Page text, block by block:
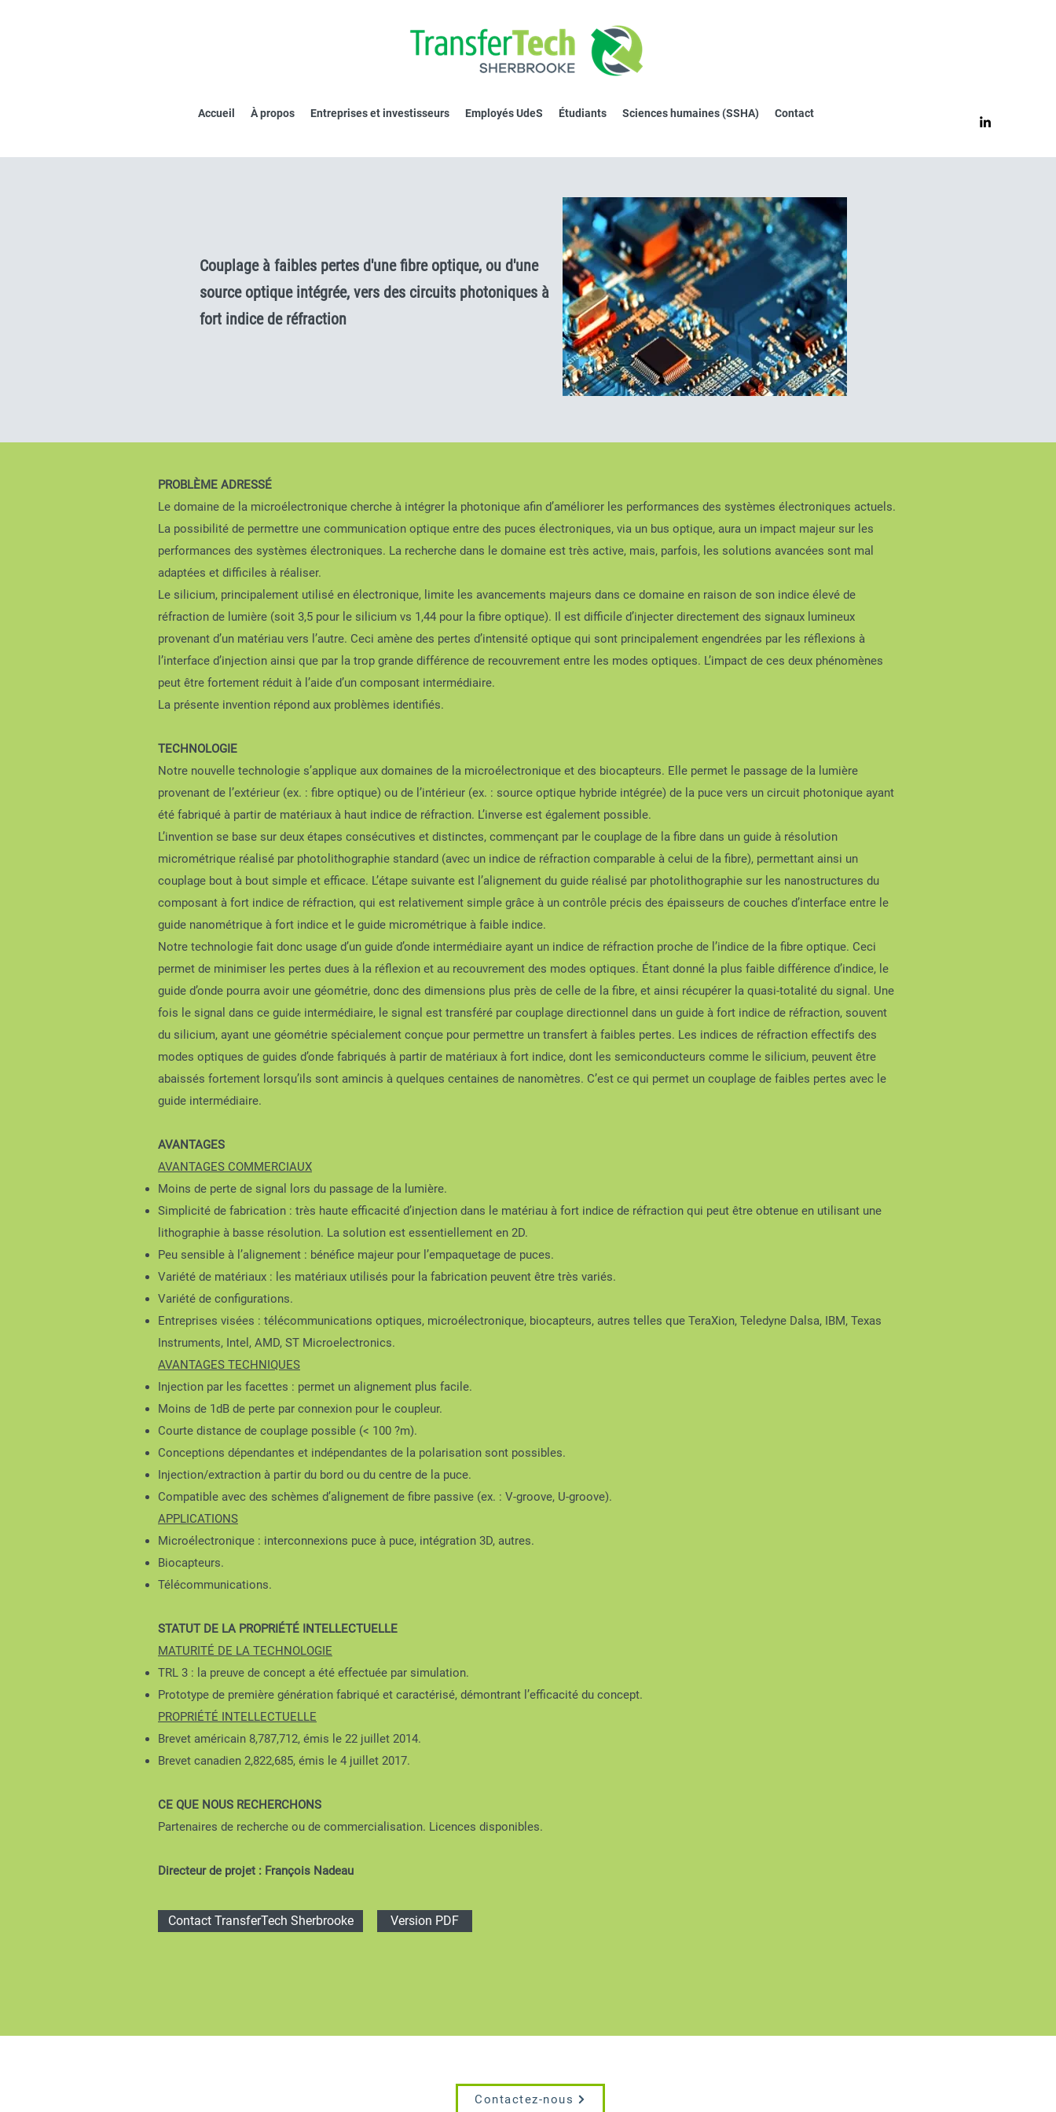
Accueil À propos Entreprises et investisseurs Employés UdeS Étudiants Sciences humaines (SSHA) Contact
Couplage à faibles pertes d'une fibre optique, ou d'une
source optique intégrée, vers des circuits photoniques à
fort indice de réfraction
PROBLÈME ADRESSÉ
Le domaine de la microélectronique cherche à intégrer la photonique afin d’améliorer les performances des systèmes électroniques actuels.
La possibilité de permettre une communication optique entre des puces électroniques, via un bus optique, aura un impact majeur sur les
performances des systèmes électroniques. La recherche dans le domaine est très active, mais, parfois, les solutions avancées sont mal
adaptées et difficiles à réaliser.
Le silicium, principalement utilisé en électronique, limite les avancements majeurs dans ce domaine en raison de son indice élevé de
réfraction de lumière (soit 3,5 pour le silicium vs 1,44 pour la fibre optique). Il est difficile d’injecter directement des signaux lumineux
provenant d’un matériau vers l’autre. Ceci amène des pertes d’intensité optique qui sont principalement engendrées par les réflexions à
l’interface d’injection ainsi que par la trop grande différence de recouvrement entre les modes optiques. L’impact de ces deux phénomènes
peut être fortement réduit à l’aide d’un composant intermédiaire.
La présente invention répond aux problèmes identifiés.
TECHNOLOGIE
Notre nouvelle technologie s’applique aux domaines de la microélectronique et des biocapteurs. Elle permet le passage de la lumière
provenant de l’extérieur (ex. : fibre optique) ou de l’intérieur (ex. : source optique hybride intégrée) de la puce vers un circuit photonique ayant
été fabriqué à partir de matériaux à haut indice de réfraction. L’inverse est également possible.
L’invention se base sur deux étapes consécutives et distinctes, commençant par le couplage de la fibre dans un guide à résolution
micrométrique réalisé par photolithographie standard (avec un indice de réfraction comparable à celui de la fibre), permettant ainsi un
couplage bout à bout simple et efficace. L’étape suivante est l’alignement du guide réalisé par photolithographie sur les nanostructures du
composant à fort indice de réfraction, qui est relativement simple grâce à un contrôle précis des épaisseurs de couches d’interface entre le
guide nanométrique à fort indice et le guide micrométrique à faible indice.
Notre technologie fait donc usage d’un guide d’onde intermédiaire ayant un indice de réfraction proche de l’indice de la fibre optique. Ceci
permet de minimiser les pertes dues à la réflexion et au recouvrement des modes optiques. Étant donné la plus faible différence d’indice, le
guide d’onde pourra avoir une géométrie, donc des dimensions plus près de celle de la fibre, et ainsi récupérer la quasi-totalité du signal. Une
fois le signal dans ce guide intermédiaire, le signal est transféré par couplage directionnel dans un guide à fort indice de réfraction, souvent
du silicium, ayant une géométrie spécialement conçue pour permettre un transfert à faibles pertes. Les indices de réfraction effectifs des
modes optiques de guides d’onde fabriqués à partir de matériaux à fort indice, dont les semiconducteurs comme le silicium, peuvent être
abaissés fortement lorsqu’ils sont amincis à quelques centaines de nanomètres. C’est ce qui permet un couplage de faibles pertes avec le
guide intermédiaire.
AVANTAGES
AVANTAGES COMMERCIAUX
Moins de perte de signal lors du passage de la lumière.
Simplicité de fabrication : très haute efficacité d’injection dans le matériau à fort indice de réfraction qui peut être obtenue en utilisant une
lithographie à basse résolution. La solution est essentiellement en 2D.
Peu sensible à l’alignement : bénéfice majeur pour l’empaquetage de puces.
Variété de matériaux : les matériaux utilisés pour la fabrication peuvent être très variés.
Variété de configurations.
Entreprises visées : télécommunications optiques, microélectronique, biocapteurs, autres telles que TeraXion, Teledyne Dalsa, IBM, Texas
Instruments, Intel, AMD, ST Microelectronics.
AVANTAGES TECHNIQUES
Injection par les facettes : permet un alignement plus facile.
Moins de 1dB de perte par connexion pour le coupleur.
Courte distance de couplage possible (< 100 ?m).
Conceptions dépendantes et indépendantes de la polarisation sont possibles.
Injection/extraction à partir du bord ou du centre de la puce.
Compatible avec des schèmes d’alignement de fibre passive (ex. : V-groove, U-groove).
APPLICATIONS
Microélectronique : interconnexions puce à puce, intégration 3D, autres.
Biocapteurs.
Télécommunications.
STATUT DE LA PROPRIÉTÉ INTELLECTUELLE
MATURITÉ DE LA TECHNOLOGIE
TRL 3 : la preuve de concept a été effectuée par simulation.
Prototype de première génération fabriqué et caractérisé, démontrant l’efficacité du concept.
PROPRIÉTÉ INTELLECTUELLE
Brevet américain 8,787,712, émis le 22 juillet 2014.
Brevet canadien 2,822,685, émis le 4 juillet 2017.
CE QUE NOUS RECHERCHONS
Partenaires de recherche ou de commercialisation. Licences disponibles.
Directeur de projet : François Nadeau
Contact TransferTech Sherbrooke Version PDF
Contactez-nous